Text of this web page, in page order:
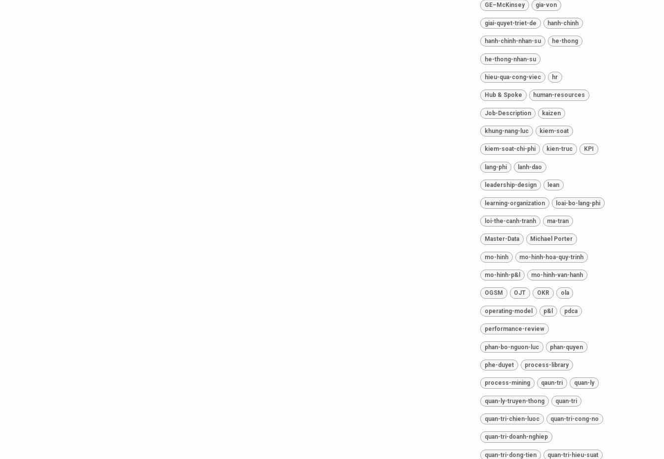
GE–McKinsey gia-von
giai-quyet-triet-de hanh-chinh
hanh-chinh-nhan-su he-thong
he-thong-nhan-su
hieu-qua-cong-viec hr
Hub & Spoke human-resources
Job-Description kaizen
khung-nang-luc kiem-soat
kiem-soat-chi-phi kien-truc KPI
lang-phi lanh-dao
leadership-design lean
learning-organization loai-bo-lang-phi
loi-the-canh-tranh ma-tran
Master-Data Michael Porter
mo-hinh mo-hinh-hoa-quy-trinh
mo-hinh-p&l mo-hinh-van-hanh
OGSM OJT OKR ola
operating-model p&l pdca
performance-review
phan-bo-nguon-luc phan-quyen
phe-duyet process-library
process-mining qaun-tri quan-ly
quan-ly-truyen-thong quan-tri
quan-tri-chien-luoc quan-tri-cong-no
quan-tri-doanh-nghiep
quan-tri-dong-tien quan-tri-hieu-suat